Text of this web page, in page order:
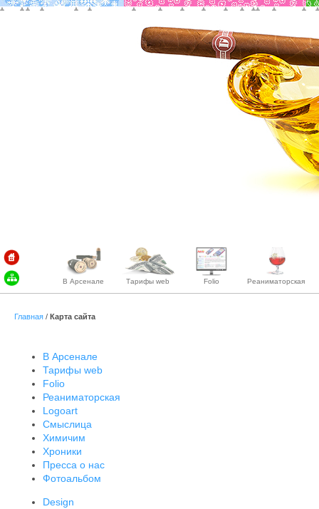
В Арсенале Тарифы web Folio Реаниматорская
Главная / Карта сайта
В Арсенале
Тарифы web
Folio
Реаниматорская
Logoart
Смыслица
Химичим
Хроники
Пресса о нас
Фотоальбом
Design